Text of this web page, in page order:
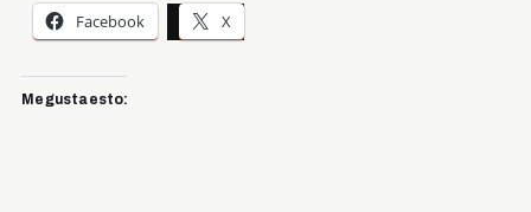
Facebook X
Me gusta esto: